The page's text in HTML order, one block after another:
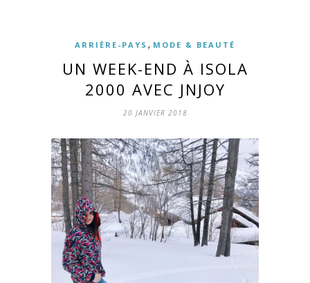
ARRIÈRE-PAYS , MODE & BEAUTÉ
UN WEEK-END À ISOLA
2000 AVEC JNJOY
20 JANVIER 2018